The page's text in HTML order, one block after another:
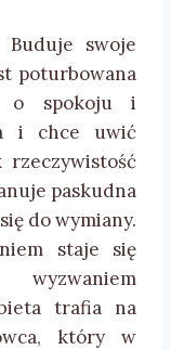
swoje
poturbowana
o spokoju i
i chce uwić
rzeczywistość
paskudna
do wymiany.
staje się
trafia na
który w